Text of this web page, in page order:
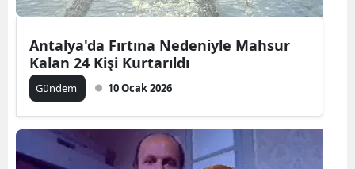
Antalya'da Fırtına Nedeniyle Mahsur
Kalan 24 Kişi Kurtarıldı
Gündem 10 Ocak 2026